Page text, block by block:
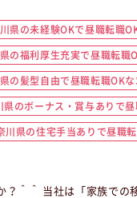
県の未経験OKで昼職転職
の福利厚生充実で昼職転職
の髪型自由で昼職転職OKな
県のボーナス・賞与ありで昼
川県の住宅手当ありで昼職
？＾＾ 当社は「家族で